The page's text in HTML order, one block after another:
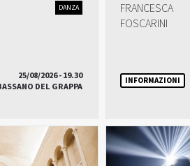
DANZA
25/08/2026 - 19.30
DEL GRAPPA
FRANCESCA
FOSCARINI
INFORMAZIONI